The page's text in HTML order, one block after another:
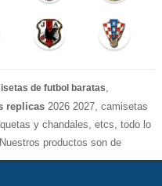
de futbol baratas
replicas 2026 2027, camisetas
y chandales, etcs, todo lo
productos son de
usted puede estar satisfecho,